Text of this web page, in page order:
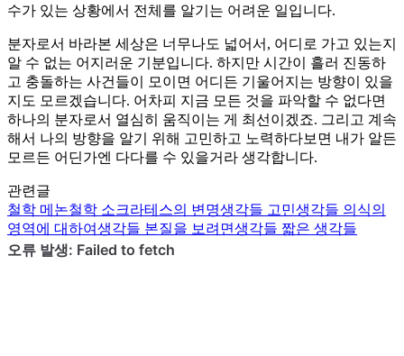
수가 있는 상황에서 전체를 알기는 어려운 일입니다.
분자로서 바라본 세상은 너무나도 넓어서, 어디로 가고 있는지
알 수 없는 어지러운 기분입니다. 하지만 시간이 흘러 진동하
고 충돌하는 사건들이 모이면 어디든 기울어지는 방향이 있을
지도 모르겠습니다. 어차피 지금 모든 것을 파악할 수 없다면
하나의 분자로서 열심히 움직이는 게 최선이겠죠. 그리고 계속
해서 나의 방향을 알기 위해 고민하고 노력하다보면 내가 알든
모르든 어딘가엔 다다를 수 있을거라 생각합니다.
관련글
철학 메논철학 소크라테스의 변명생각들 고민생각들 의식의
영역에 대하여생각들 본질을 보려면생각들 짧은 생각들